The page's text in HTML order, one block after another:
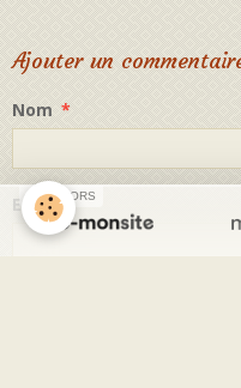
Ajouter un
Nom
E-mail
SPONSORS